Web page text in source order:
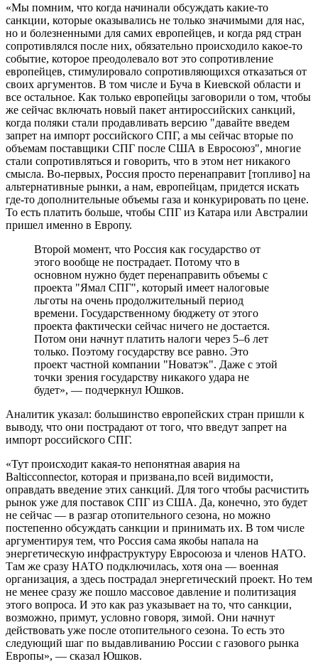
«Мы помним, что когда начинали обсуждать какие-то
санкции, которые оказывались не только значимыми для нас,
но и болезненными для самих европейцев, и когда ряд стран
сопротивлялся после них, обязательно происходило какое-то
событие, которое преодолевало вот это сопротивление
европейцев, стимулировало сопротивляющихся отказаться от
своих аргументов. В том числе и Буча в Киевской области и
все остальное. Как только европейцы заговорили о том, чтобы
же сейчас включать новый пакет антироссийских санкций,
когда поляки стали продавливать версию "давайте введем
запрет на импорт российского СПГ, а мы сейчас вторые по
объемам поставщики СПГ после США в Евросоюз", многие
стали сопротивляться и говорить, что в этом нет никакого
смысла. Во-первых, Россия просто перенаправит [топливо] на
альтернативные рынки, а нам, европейцам, придется искать
где-то дополнительные объемы газа и конкурировать по цене.
То есть платить больше, чтобы СПГ из Катара или Австралии
пришел именно в Европу.
Второй момент, что Россия как государство от
этого вообще не пострадает. Потому что в
основном нужно будет перенаправить объемы с
проекта "Ямал СПГ", который имеет налоговые
льготы на очень продолжительный период
времени. Государственному бюджету от этого
проекта фактически сейчас ничего не достается.
Потом они начнут платить налоги через 5–6 лет
только. Поэтому государству все равно. Это
проект частной компании "Новатэк". Даже с этой
точки зрения государству никакого удара не
будет», — подчеркнул Юшков.
Аналитик указал: большинство европейских стран пришли к
выводу, что они пострадают от того, что введут запрет на
импорт российского СПГ.
«Тут происходит какая-то непонятная авария на
Balticconnector, которая и призвана,по всей видимости,
оправдать введение этих санкций. Для того чтобы расчистить
рынок уже для поставок СПГ из США. Да, конечно, это будет
не сейчас — в разгар отопительного сезона, но можно
постепенно обсуждать санкции и принимать их. В том числе
аргументируя тем, что Россия сама якобы напала на
энергетическую инфраструктуру Евросоюза и членов НАТО.
Там же сразу НАТО подключилась, хотя она — военная
организация, а здесь пострадал энергетический проект. Но тем
не менее сразу же пошло массовое давление и политизация
этого вопроса. И это как раз указывает на то, что санкции,
возможно, примут, условно говоря, зимой. Они начнут
действовать уже после отопительного сезона. То есть это
следующий шаг по выдавливанию России с газового рынка
Европы», — сказал Юшков.